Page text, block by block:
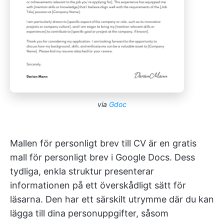
via Gdoc
Mallen för personligt brev till CV är en gratis
mall för personligt brev i Google Docs. Dess
tydliga, enkla struktur presenterar
informationen på ett överskådligt sätt för
läsarna. Den har ett särskilt utrymme där du kan
lägga till dina personuppgifter, såsom